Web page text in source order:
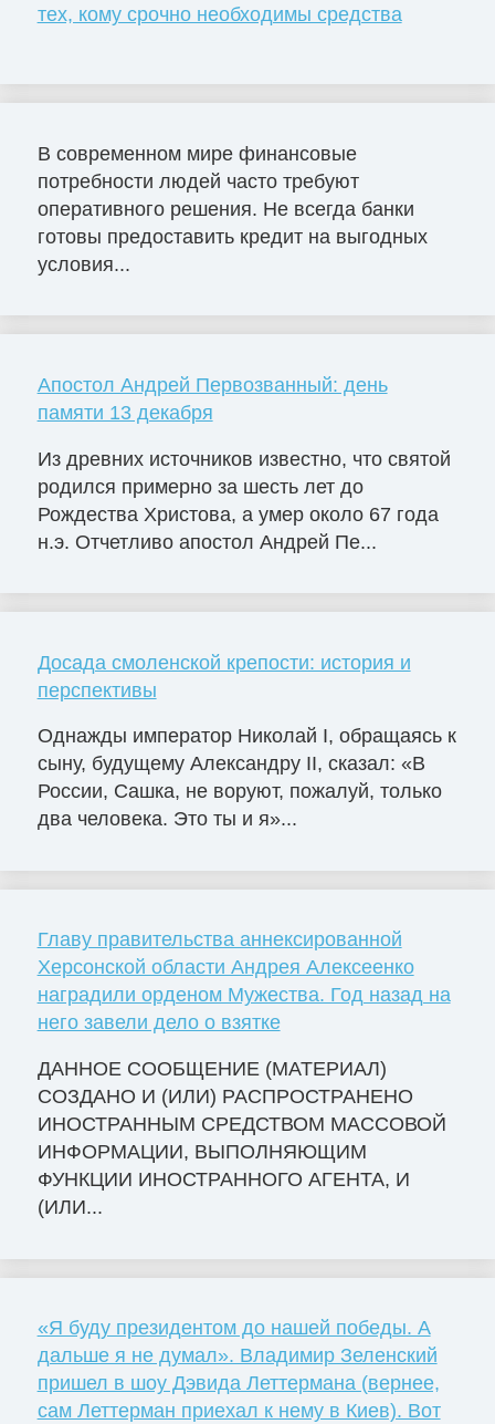
тех, кому срочно необходимы средства
В современном мире финансовые
потребности людей часто требуют
оперативного решения. Не всегда банки
готовы предоставить кредит на выгодных
условия...
Апостол Андрей Первозванный: день
памяти 13 декабря
Из древних источников известно, что святой
родился примерно за шесть лет до
Рождества Христова, а умер около 67 года
н.э. Отчетливо апостол Андрей Пе...
Досада смоленской крепости: история и
перспективы
Однажды император Николай I, обращаясь к
сыну, будущему Александру II, сказал: «В
России, Сашка, не воруют, пожалуй, только
два человека. Это ты и я»...
Главу правительства аннексированной
Херсонской области Андрея Алексеенко
наградили орденом Мужества. Год назад на
него завели дело о взятке
ДАННОЕ СООБЩЕНИЕ (МАТЕРИАЛ)
СОЗДАНО И (ИЛИ) РАСПРОСТРАНЕНО
ИНОСТРАННЫМ СРЕДСТВОМ МАССОВОЙ
ИНФОРМАЦИИ, ВЫПОЛНЯЮЩИМ
ФУНКЦИИ ИНОСТРАННОГО АГЕНТА, И
(ИЛИ...
«Я буду президентом до нашей победы. А
дальше я не думал». Владимир Зеленский
пришел в шоу Дэвида Леттермана (вернее,
сам Леттерман приехал к нему в Киев). Вот